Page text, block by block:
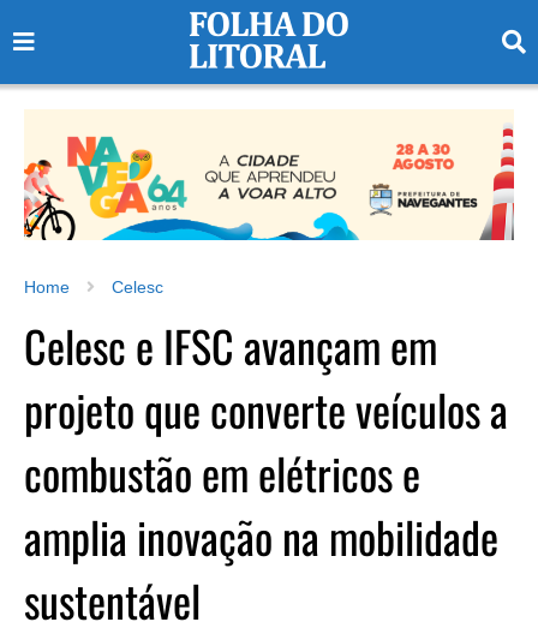
Home Celesc
Celesc e IFSC avançam em
projeto que converte veículos a
combustão em elétricos e
amplia inovação na mobilidade
sustentável